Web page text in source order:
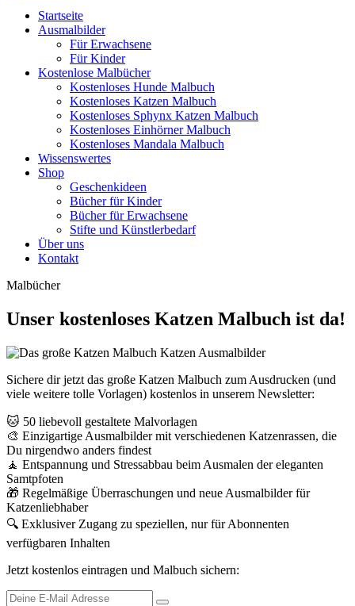
Startseite
Ausmalbilder
Für Erwachsene
Für Kinder
Kostenlose Malbücher
Kostenloses Hunde Malbuch
Kostenloses Katzen Malbuch
Kostenloses Sphynx Katzen Malbuch
Kostenloses Einhörner Malbuch
Kostenloses Mandala Malbuch
Wissenswertes
Shop
Geschenkideen
Bücher für Kinder
Bücher für Erwachsene
Stifte und Künstlerbedarf
Über uns
Kontakt
Malbücher
Unser kostenloses Katzen Malbuch ist da!
Sichere dir jetzt das große Katzen Malbuch zum Ausdrucken (und
viele weitere tolle Vorlagen) kostenlos in unserem Newsletter:
🐱 50 liebevoll gestaltete Malvorlagen
🎨 Einzigartige Ausmalbilder mit verschiedenen Katzenrassen, die
Du nirgendwo anders findest
🧘 Entspannung und Stressabbau beim Ausmalen der eleganten
Samtpfoten
🎁 Regelmäßige Überraschungen und neue Ausmalbilder für
Katzenliebhaber
🔍 Exklusiver Zugang zu speziellen, nur für Abonnenten
verfügbaren Inhalten
Jetzt kostenlos eintragen und Malbuch sichern: